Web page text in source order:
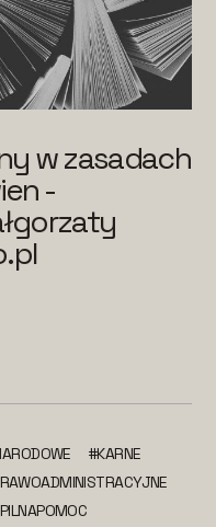
w zasadach
-
#KARNE